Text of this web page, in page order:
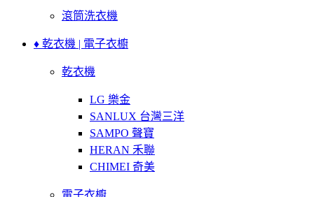
滾筒洗衣機
♦ 乾衣機 | 電子衣櫥
乾衣機
LG 樂金
SANLUX 台灣三洋
SAMPO 聲寶
HERAN 禾聯
CHIMEI 奇美